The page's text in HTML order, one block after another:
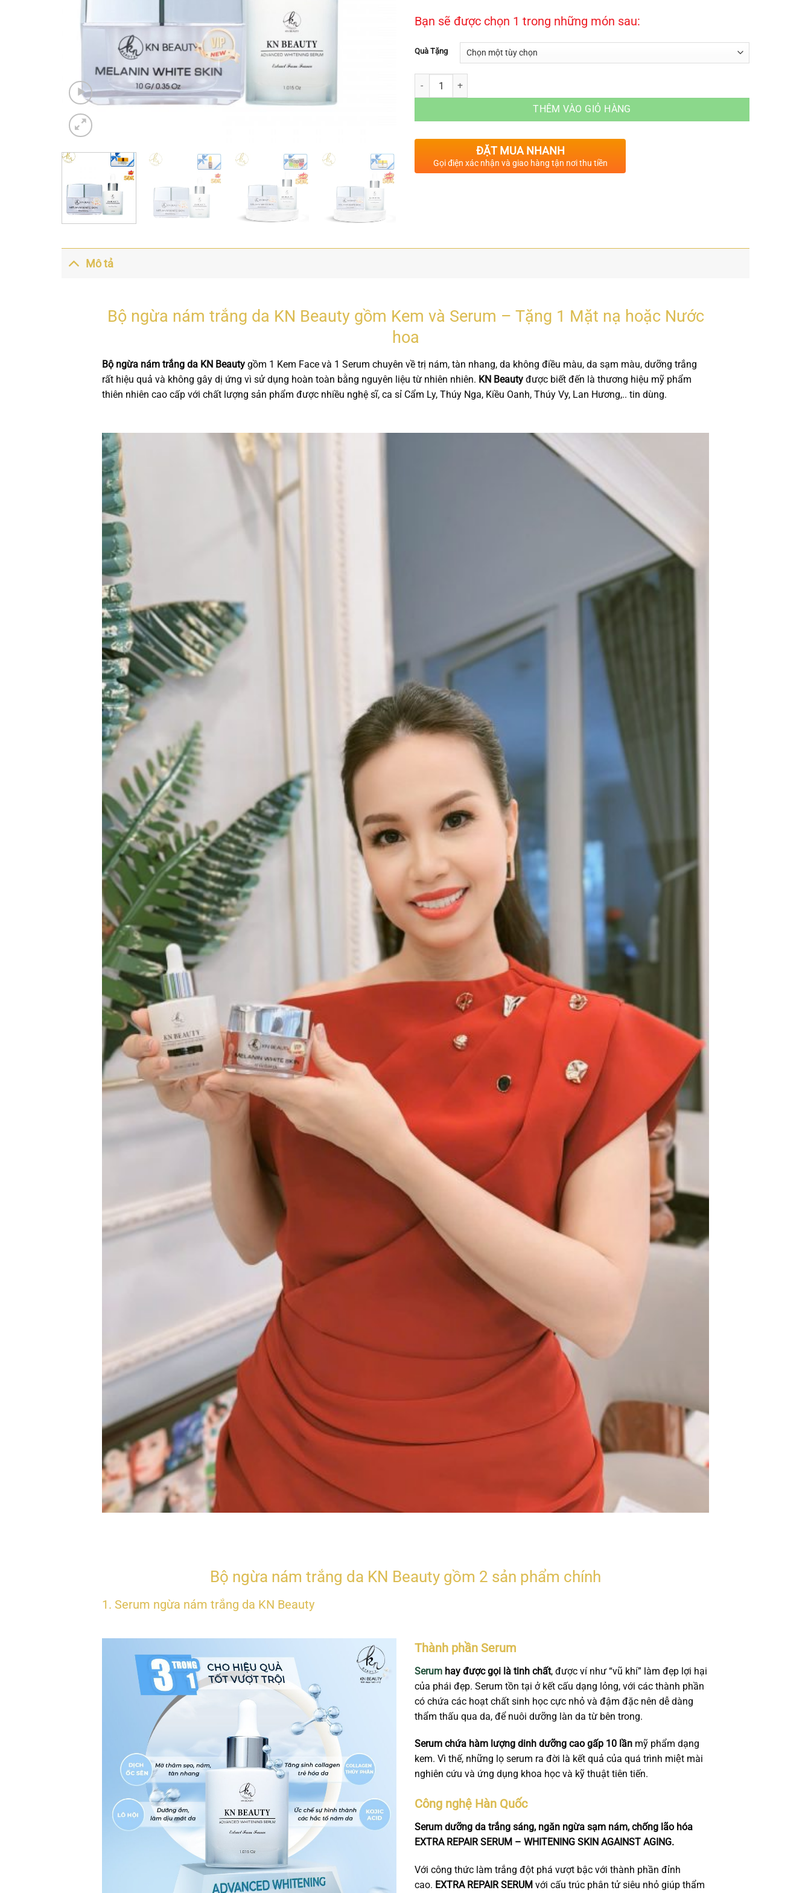
Bạn sẽ được chọn 1 trong những món sau:
Quà Tặng
Số lượng
THÊM VÀO GIỎ HÀNG
ĐẶT MUA NHANH
Gọi điện xác nhận và giao hàng tận nơi thu tiền
Mô tả
Bộ ngừa nám trắng da KN Beauty gồm Kem và Serum – Tặng 1 Mặt nạ hoặc Nước
hoa
Bộ ngừa nám trắng da KN Beauty gồm 1 Kem Face và 1 Serum chuyên về trị nám, tàn nhang, da không điều màu, da sạm màu, dưỡng trắng
rất hiệu quả và không gây dị ứng vì sử dụng hoàn toàn bằng nguyên liệu từ nhiên nhiên. KN Beautyđược biết đến là thương hiệu mỹ phẩm
thiên nhiên cao cấp với chất lượng sản phẩm được nhiều nghệ sĩ, ca sỉ Cẩm Ly, Thúy Nga, Kiều Oanh, Thúy Vy, Lan Hương,.. tin dùng.
Bộ ngừa nám trắng da KN Beauty gồm 2 sản phẩm chính
1. Serum ngừa nám trắng da KN Beauty
Thành phần Serum
Serum hay được gọi là tinh chất, được ví như “vũ khí” làm đẹp lợi hại
của phái đẹp. Serum tồn tại ở kết cấu dạng lỏng, với các thành phần
có chứa các hoạt chất sinh học cực nhỏ và đậm đặc nên dễ dàng
thẩm thấu qua da, để nuôi dưỡng làn da từ bên trong.
Serum chứa hàm lượng dinh dưỡng cao gấp 10 lần mỹ phẩm dạng
kem. Vì thế, những lọ serum ra đời là kết quả của quá trình miệt mài
nghiên cứu và ứng dụng khoa học và kỹ thuật tiên tiến.
Công nghệ Hàn Quốc
Serum dưỡng da trắng sáng, ngăn ngừa sạm nám, chống lão hóa
EXTRA REPAIR SERUM – WHITENING SKIN AGAINST AGING.
Với công thức làm trắng đột phá vượt bậc với thành phần đỉnh
cao. EXTRA REPAIR SERUM với cấu trúc phân tử siêu nhỏ giúp thẩm